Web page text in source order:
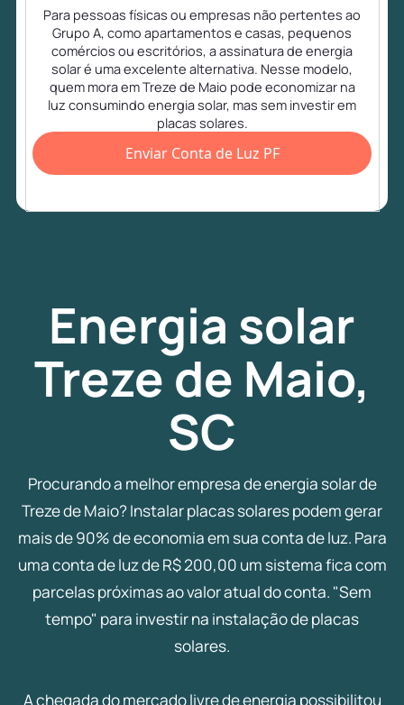
Para pessoas físicas ou empresas não pertentes ao
Grupo A, como apartamentos e casas, pequenos
comércios ou escritórios, a assinatura de energia
solar é uma excelente alternativa. Nesse modelo,
quem mora em Treze de Maio pode economizar na
luz consumindo energia solar, mas sem investir em
placas solares.
Enviar Conta de Luz PF
Energia solar
Treze de Maio,
SC
Procurando a melhor empresa de energia solar de
Treze de Maio? Instalar placas solares podem gerar
mais de 90% de economia em sua conta de luz. Para
uma conta de luz de R$ 200,00 um sistema fica com
parcelas próximas ao valor atual do conta. "Sem
tempo" para investir na instalação de placas
solares.
A chegada do mercado livre de energia possibilitou